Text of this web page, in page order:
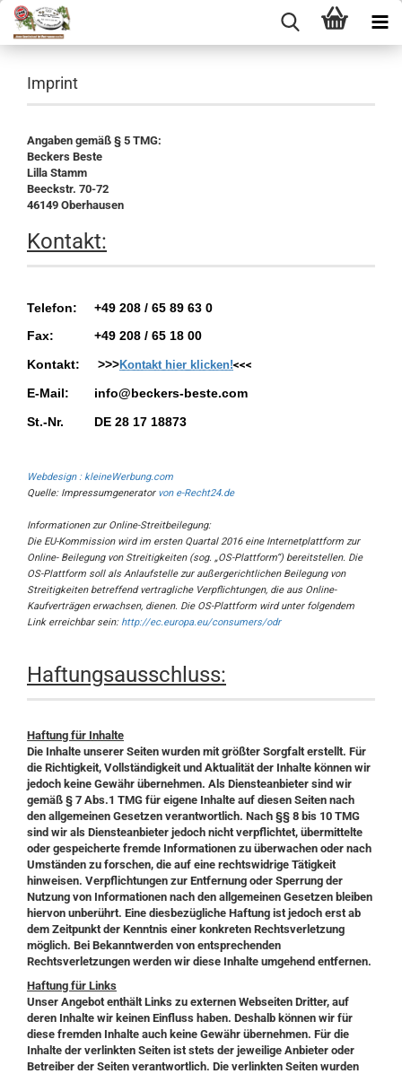
Imprint
Angaben gemäß § 5 TMG:
Beckers Beste
Lilla Stamm
Beeckstr. 70-72
46149 Oberhausen
Kontakt:
Telefon:
+49 208 / 65 89 63 0
Fax:
+49 208 / 65 18 00
Kontakt:
>>>Kontakt hier klicken!<<<
E-Mail:
info@beckers-beste.com
St.-Nr.
DE 28 17 18873
Webdesign : kleineWerbung.com
Quelle: Impressumgenerator von e-Recht24.de
Informationen zur Online-Streitbeilegung:
Die EU-Kommission wird im ersten Quartal 2016 eine Internetplattform zur
Online- Beilegung von Streitigkeiten (sog. „OS-Plattform“) bereitstellen. Die
OS-Plattform soll als Anlaufstelle zur außergerichtlichen Beilegung von
Streitigkeiten betreffend vertragliche Verpflichtungen, die aus Online-
Kaufverträgen erwachsen, dienen. Die OS-Plattform wird unter folgendem
Link erreichbar sein:http://ec.europa.eu/consumers/odr
Haftungsausschluss:
Haftung für Inhalte
Die Inhalte unserer Seiten wurden mit größter Sorgfalt erstellt. Für
die Richtigkeit, Vollständigkeit und Aktualität der Inhalte können wir
jedoch keine Gewähr übernehmen. Als Diensteanbieter sind wir
gemäß § 7 Abs.1 TMG für eigene Inhalte auf diesen Seiten nach
den allgemeinen Gesetzen verantwortlich. Nach §§ 8 bis 10 TMG
sind wir als Diensteanbieter jedoch nicht verpflichtet, übermittelte
oder gespeicherte fremde Informationen zu überwachen oder nach
Umständen zu forschen, die auf eine rechtswidrige Tätigkeit
hinweisen. Verpflichtungen zur Entfernung oder Sperrung der
Nutzung von Informationen nach den allgemeinen Gesetzen bleiben
hiervon unberührt. Eine diesbezügliche Haftung ist jedoch erst ab
dem Zeitpunkt der Kenntnis einer konkreten Rechtsverletzung
möglich. Bei Bekanntwerden von entsprechenden
Rechtsverletzungen werden wir diese Inhalte umgehend entfernen.
Haftung für Links
Unser Angebot enthält Links zu externen Webseiten Dritter, auf
deren Inhalte wir keinen Einfluss haben. Deshalb können wir für
diese fremden Inhalte auch keine Gewähr übernehmen. Für die
Inhalte der verlinkten Seiten ist stets der jeweilige Anbieter oder
Betreiber der Seiten verantwortlich. Die verlinkten Seiten wurden